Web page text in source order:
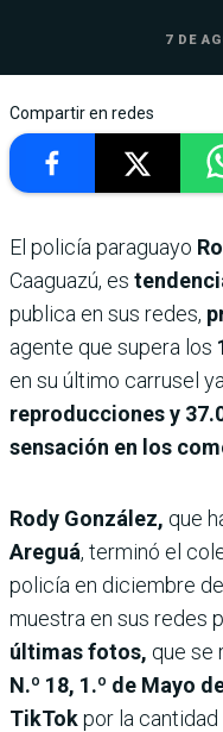
7 DE
Compartir en redes
El policía paraguayo
Caaguazú, es
publica en sus redes,
agente que supera los
en su último carrusel
reproducciones y
sensación en los
Rody González, que
Areguá, terminó el
policía en diciembre
muestra en sus redes
últimas fotos, que se
N.º 18, 1.º de Mayo
TikTokpor la